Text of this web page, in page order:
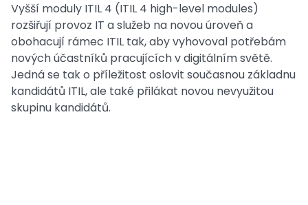
Vyšší moduly ITIL 4 (ITIL 4 high-level modules)
rozšiřují provoz IT a služeb na novou úroveň a
obohacují rámec ITIL tak, aby vyhovoval potřebám
nových účastníků pracujících v digitálním světě.
Jedná se tak o příležitost oslovit současnou základnu
kandidátů ITIL, ale také přilákat novou nevyužitou
skupinu kandidátů.